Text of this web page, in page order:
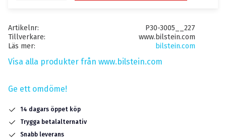
Artikelnr
P30-3005__227
Tillverkare
www.bilstein.com
Läs mer
bilstein.com
Visa alla produkter från www.bilstein.com
Ge ett omdöme!
14 dagars öppet köp
Trygga betalalternativ
Snabb leverans